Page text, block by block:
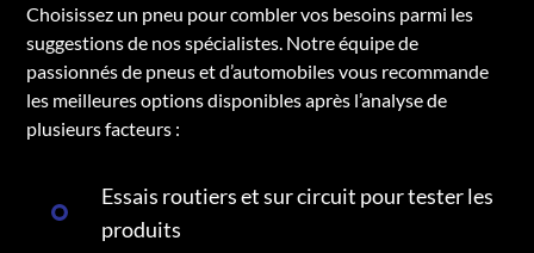
Choisissez un pneu pour combler vos besoins parmi les
suggestions de nos spécialistes. Notre équipe de
passionnés de pneus et d’automobiles vous recommande
les meilleures options disponibles après l’analyse de
plusieurs facteurs :
Essais routiers et sur circuit pour tester les
produits